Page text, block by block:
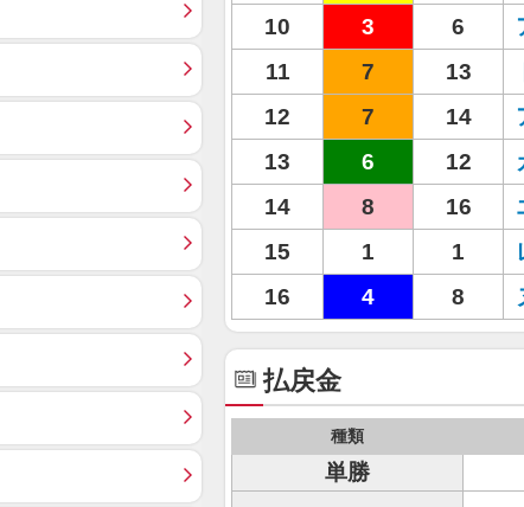
10
3 6
11
7 13
12
7 14
13
6 12
14
8 16
15
1 1
16
4 8
払戻金
種類
単勝